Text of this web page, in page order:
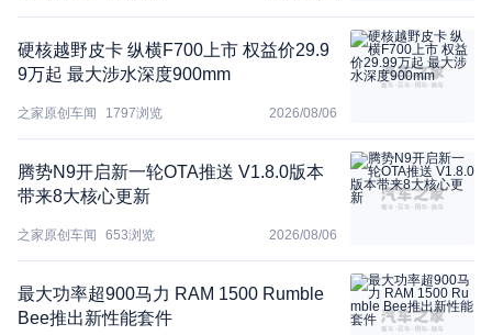
硬核越野皮卡 纵横F700上市 权益价29.9
9万起 最大涉水深度900mm
之家原创车闻 1797浏览 2026/08/06
腾势N9开启新一轮OTA推送 V1.8.0版本
带来8大核心更新
之家原创车闻 653浏览 2026/08/06
最大功率超900马力 RAM 1500 Rumble
Bee推出新性能套件